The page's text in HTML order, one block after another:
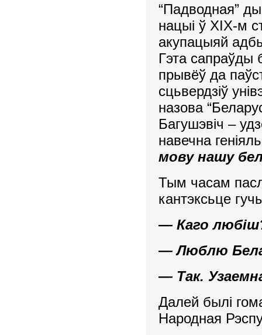
“Падводная”
нацыі ў ХІХ-м
акупацыяй
Гэта сапраўды
прывёў да
сцьвердзіў
назова
Багушэвіч –
навечна
мову нашу
Тым часам
кантэксьце
— Каго
— Люблю
— Так.
Далей былі
Народная